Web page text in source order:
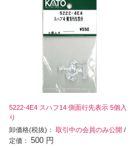
5222-4E4 スハフ14 側面行先表示 5個入
り
卸価格(税抜)： 取引中の会員のみ公開 /
定価： 500 円